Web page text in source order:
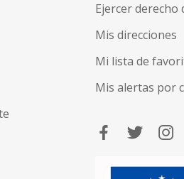
Ejercer derecho
Mis direcciones
Mi lista de
Mis alertas por